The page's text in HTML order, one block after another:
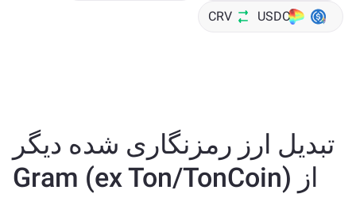
USDC
CRV
تبدیل ارز رمزنگاری شده دیگر
از Gram (ex Ton/TonCoin)